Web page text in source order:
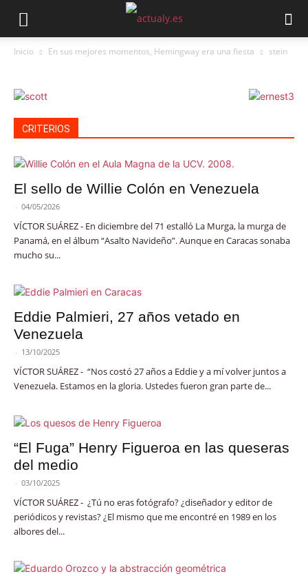
Inicio En sus mejores momentos, Hemingway era una fiesta stein
CRITERIOS
El sello de Willie Colón en Venezuela
- 04/05/2026
VÍCTOR SUÁREZ - En diciembre del 71 estalló La Murga, la murga de
Panamá, en el álbum “Asalto Navideño”. Aunque en Caracas sonaba
mucho su...
Eddie Palmieri, 27 años vetado en
Venezuela
- 13/10/2025
VÍCTOR SUÁREZ - “Nos costó 27 años a Eddie y a mí volver juntos a
Venezuela. Estamos en la gloria. Ustedes fueron gran parte de...
“El Fuga” Henry Figueroa en las queseras
del medio
- 03/10/2025
VÍCTOR SUÁREZ - ¿Tú no eras fotógrafo? ¿diseñador y editor de
periódicos y revistas? ¿El mismo que me encontré en 1989 en los
albores del...